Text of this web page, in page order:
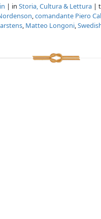
| in Storia, Cultura & Lettura |
,comandante Piero
, Matteo Longoni,